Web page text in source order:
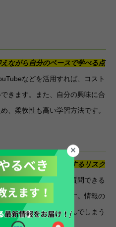
ながら自分のペースで学べる点
などを活用すれば、コスト
きます。また、自分の興味に合
、柔軟性も高い学習方法です。
にくく、 途中で挫折するリスク
とがあってもすぐに質問できる
かるケースも多いです。情報の
り、誤った知識を学んでしまう